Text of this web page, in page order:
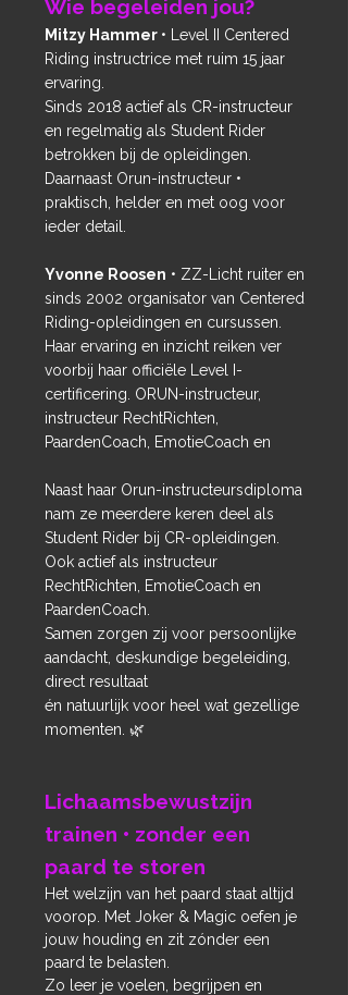
Wie begeleiden jou?
Mitzy Hammer • Level II Centered
Riding instructrice met ruim 15 jaar
ervaring.
Sinds 2018 actief als CR-instructeur
en regelmatig als Student Rider
betrokken bij de opleidingen.
Daarnaast Orun-instructeur •
praktisch, helder en met oog voor
ieder detail.
Yvonne Roosen • ZZ-Licht ruiter en
sinds 2002 organisator van Centered
Riding-opleidingen en cursussen.
Haar ervaring en inzicht reiken ver
voorbij haar officiële Level I-
certificering. ORUN-instructeur,
instructeur RechtRichten,
PaardenCoach, EmotieCoach en
Naast haar Orun-instructeursdiploma
nam ze meerdere keren deel als
Student Rider bij CR-opleidingen.
Ook actief als instructeur
RechtRichten, EmotieCoach en
PaardenCoach.
Samen zorgen zij voor persoonlijke
aandacht, deskundige begeleiding,
direct resultaat
én natuurlijk voor heel wat gezellige
momenten. 🌿
Lichaamsbewustzijn
trainen • zonder een
paard te storen
Het welzijn van het paard staat altijd
voorop. Met Joker & Magic oefen je
jouw houding en zit zónder een
paard te belasten.
Zo leer je voelen, begrijpen en